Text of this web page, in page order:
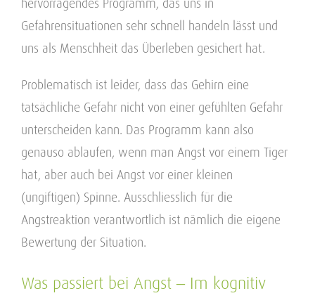
hervorragendes Programm, das uns in
Gefahrensituationen sehr schnell handeln lässt und
uns als Menschheit das Überleben gesichert hat.
Problematisch ist leider, dass das Gehirn eine
tatsächliche Gefahr nicht von einer gefühlten Gefahr
unterscheiden kann. Das Programm kann also
genauso ablaufen, wenn man Angst vor einem Tiger
hat, aber auch bei Angst vor einer kleinen
(ungiftigen) Spinne. Ausschliesslich für die
Angstreaktion verantwortlich ist nämlich die eigene
Bewertung der Situation.
Was passiert bei Angst – Im kognitiv